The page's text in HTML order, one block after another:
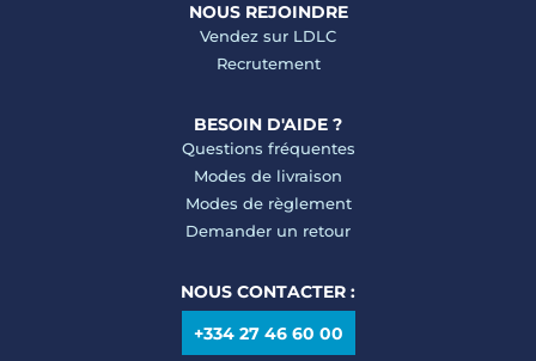
NOUS REJOINDRE
Vendez sur LDLC
Recrutement
BESOIN D'AIDE ?
Questions fréquentes
Modes de livraison
Modes de règlement
Demander un retour
NOUS CONTACTER :
+334 27 46 60 00